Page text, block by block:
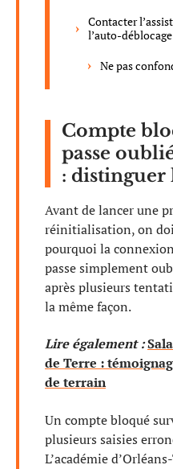
Contacter
l’auto-
Ne pas
Compte
passe
: distinguer
Avant de lancer une
réinitialisation, on
pourquoi la
passe simplement
après plusieurs
la même façon.
Lire également :
de Terre :
de terrain
Un compte bloqué
plusieurs saisies
L’académie